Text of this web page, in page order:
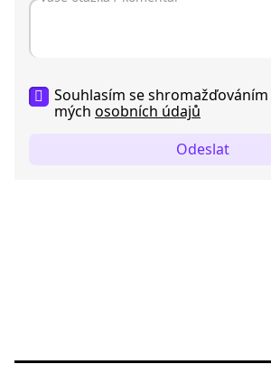
Souhlasím se
mých osobních údajů
Odeslat